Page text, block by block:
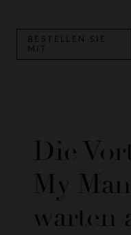
BESTELLEN SIE
MIT
Die
My
warten